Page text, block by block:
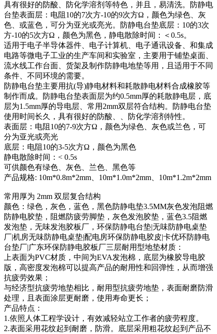
具有很好的防酸、防化学溶剂等特色，并且，易清洗。防静电
台垫表面层：电阻10的7次方-10的9次方Ω，颜色为绿色、灰
色、或蓝色，可分为亚光或亮光。防静电台垫底层：10的3次
方-10的5次方Ω，颜色为黑色，静电散除时间：＜0.5s。
适用于电子半导体器件、电子计算机、电子通讯设备、和集成
电路等微电子工业的生产车间和实验室，主要用于铺垫桌面、
流水线工作台面、货架及制作防静电地垫等用，且适用于不同
条件、不同环境的需要。
防静电台垫主要用抗(导)静电材料和耗散静电材料合成橡胶等
制作而成。防静电台垫表面层为约0.5mm厚的耗散静电层，底
层为1.5mm厚的导电层、常用2mm双层符合结构。防静电台垫
使用时间长久，具有很好的防酸、、防化学溶剂特性。
表面层：电阻10的7-9次方Ω，颜色为绿色、灰色或兰色，可
分为亚光或亮光
底层：电阻10的3-5次方Ω，颜色为黑色
静电散除时间：< 0.5s
可供颜色有绿色、灰色、兰色、黑色等
产品规格: 10m*0.8m*2mm、10m*1.0m*2mm、10m*1.2m*2mm
常用厚为 2mm 双层复合结构
颜色：绿色，灰色，蓝色，黑色防静电垫3.5MM灰色发泡阻燃
防静电胶垫，阻燃防疲劳脚垫，灰色发泡胶垫，蓝色3.5阻燃
发泡垫，无味发泡胶板厂，环保防静电台垫|无味防静电桌垫
厂|机房无味防静电桌垫|配电房环保防静电胶皮|卡优环防静电
台垫厂|广东环保防静电胶板厂三层耐用型地垫材质：
上表面为PVC材质，中间为EVA发泡棉，底层为橡胶导电胶
版，高密度发泡棉可以提高产品的耐用性和回弹性，从而增强
抗疲劳效果；
与经济型抗疲劳地垫相比，耐用型抗疲劳地垫，表面耐磨防滑
处理，且表面涂层更耐磨，使用寿命更长；
产品特点：
1.依照人体工程学设计，有效减轻站立工作者的疲劳程度。
2.表面采用花纹起到耐磨，防滑。底层采用粗花纹起到产品不